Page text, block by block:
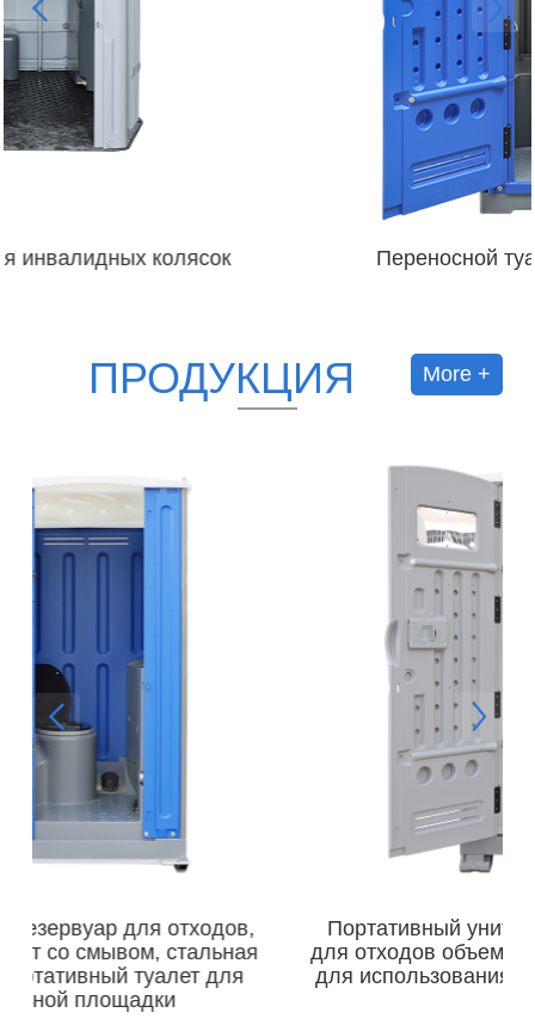
Переносной туалет с сиденьем
ПРОДУКЦИЯ More +
Портативный унитаз ТПТ-H14A с баком
для отходов объемом 410 л, пластиковый,
для использования на открытом воздухе.